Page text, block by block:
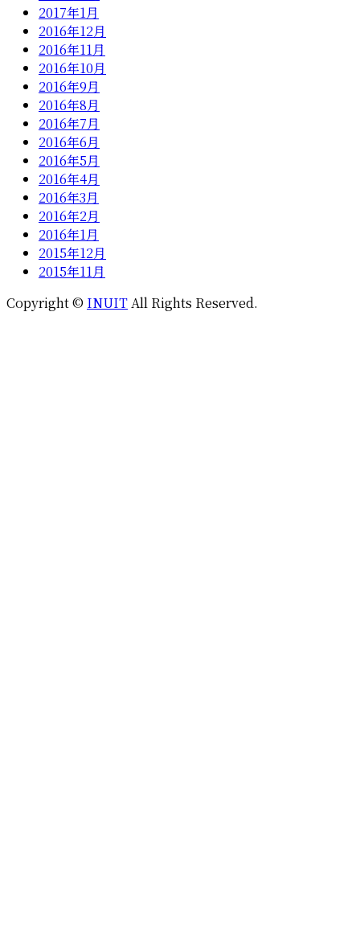
2017年1月
2016年12月
2016年11月
2016年10月
2016年9月
2016年8月
2016年7月
2016年6月
2016年5月
2016年4月
2016年3月
2016年2月
2016年1月
2015年12月
2015年11月
Copyright © INUITAll Rights Reserved.